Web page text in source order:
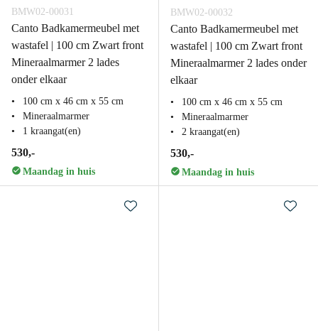
BMW02-00031
Canto Badkamermeubel met
wastafel | 100 cm Zwart front
Mineraalmarmer 2 lades
onder elkaar
100 cm x 46 cm x 55 cm
Mineraalmarmer
1 kraangat(en)
530,-
Maandag in huis
BMW02-00032
Canto Badkamermeubel met
wastafel | 100 cm Zwart front
Mineraalmarmer 2 lades onder
elkaar
100 cm x 46 cm x 55 cm
Mineraalmarmer
2 kraangat(en)
530,-
Maandag in huis